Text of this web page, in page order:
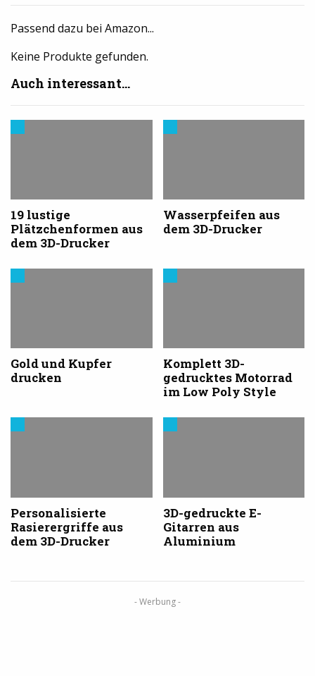
Passend dazu bei Amazon...
Keine Produkte gefunden.
Auch interessant...
19 lustige
Plätzchenformen aus
dem 3D-Drucker
Wasserpfeifen aus
dem 3D-Drucker
Gold und Kupfer
drucken
Komplett 3D-
gedrucktes Motorrad
im Low Poly Style
Personalisierte
Rasierergriffe aus
dem 3D-Drucker
3D-gedruckte E-
Gitarren aus
Aluminium